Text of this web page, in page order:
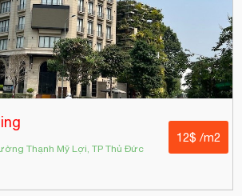
Thạnh Mỹ Lợi, TP Thủ Đức
12$ /m2